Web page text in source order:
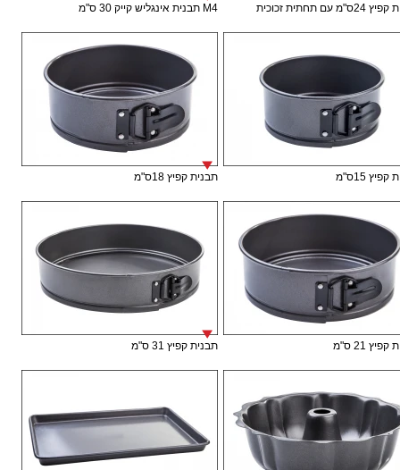
עם תחתית זכוכית M4 תבנית אינגליש קייק 30 ס"מ
15ס"מ תבנית קפיץ 18ס"מ
21 ס"מ תבנית קפיץ 31 ס"מ